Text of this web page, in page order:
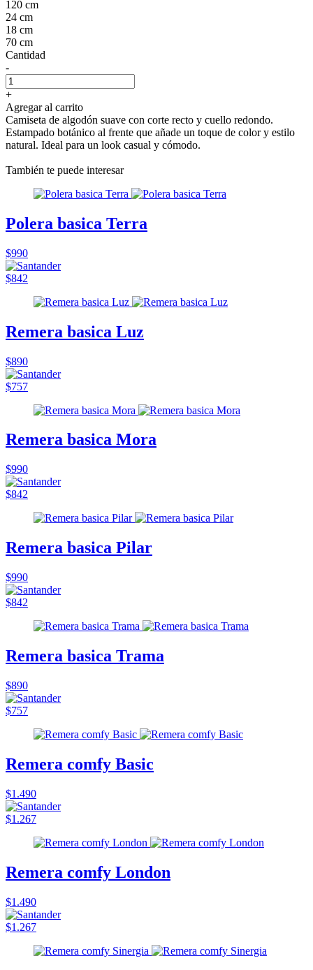
120 cm
24 cm
18 cm
70 cm
Cantidad
-
+
Agregar al carrito
Camiseta de algodón suave con corte recto y cuello redondo.
Estampado botánico al frente que añade un toque de color y estilo
natural. Ideal para un look casual y cómodo.
También te puede interesar
Polera basica Terra
$990
$842
Remera basica Luz
$890
$757
Remera basica Mora
$990
$842
Remera basica Pilar
$990
$842
Remera basica Trama
$890
$757
Remera comfy Basic
$1.490
$1.267
Remera comfy London
$1.490
$1.267